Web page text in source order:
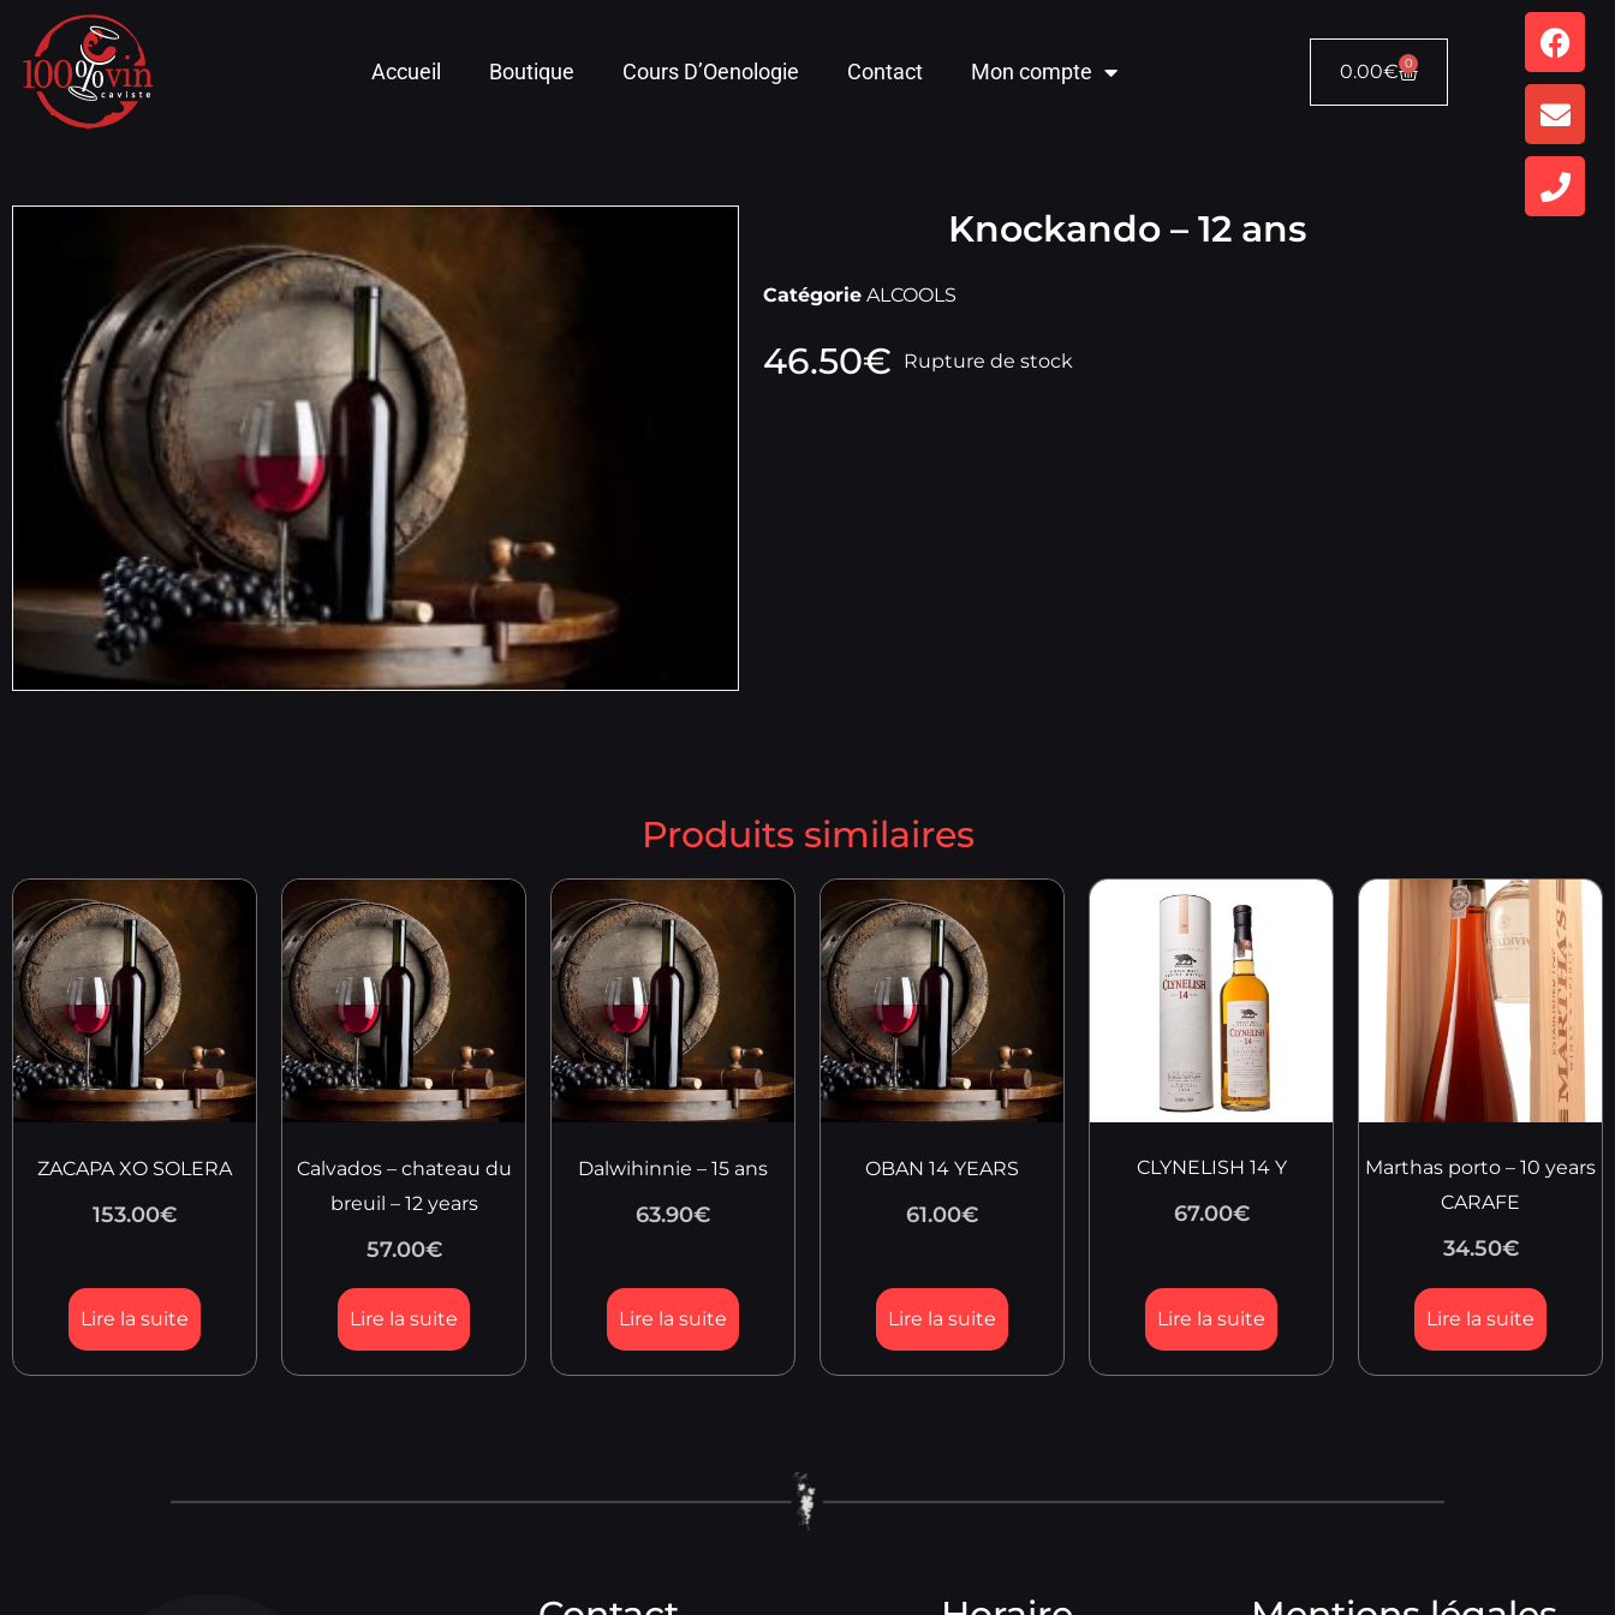
Accueil Boutique Cours D’Oenologie Contact Mon compte 0.00€ 0
Knockando – 12 ans
Catégorie ALCOOLS
46.50€ Rupture de stock
Produits similaires
ZACAPA XO SOLERA
153.00€
Lire la suite
Calvados – chateau du
breuil – 12 years
57.00€
Lire la suite
Dalwihinnie – 15 ans
63.90€
Lire la suite
OBAN 14 YEARS
61.00€
Lire la suite
CLYNELISH 14 Y
67.00€
Lire la suite
Marthas porto – 10 years
CARAFE
34.50€
Lire la suite